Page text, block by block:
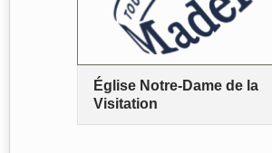
Église Notre-Dame de la
Visitation